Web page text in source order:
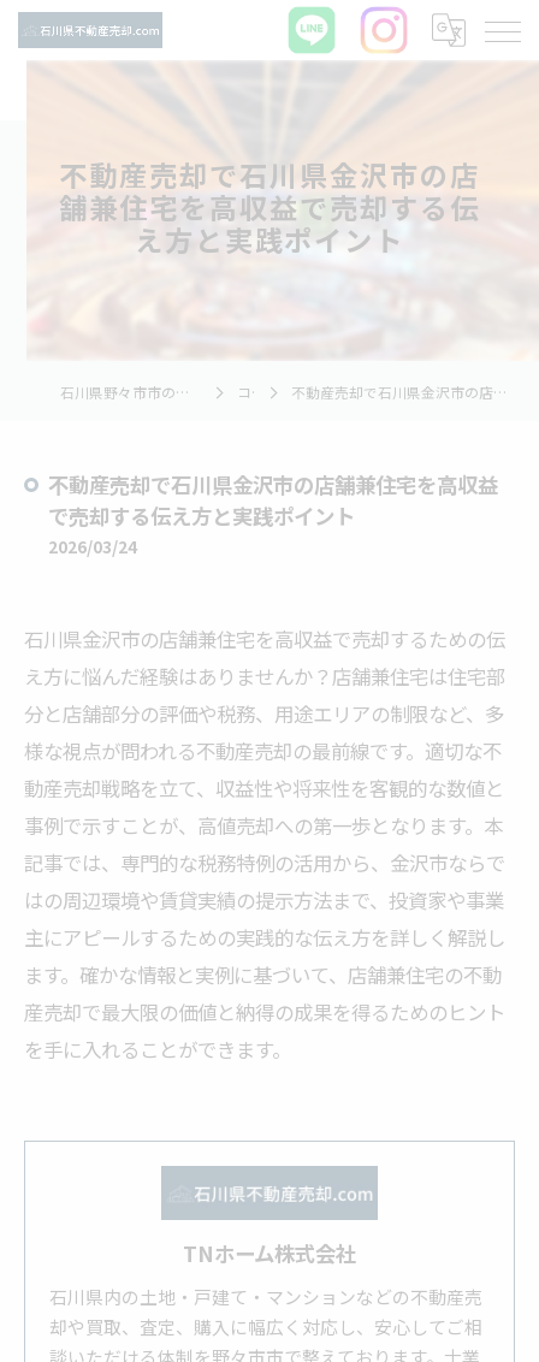
不動産売却で石川県金沢市の店
舗兼住宅を高収益で売却する伝
え方と実践ポイント
石川県野々市市の不動産売却ならTNホーム株式会社 コラム 不動産売却で石川県金沢市の店舗兼住宅を高収益で売却する伝え方と実践ポイント
不動産売却で石川県金沢市の店舗兼住宅を高収益
で売却する伝え方と実践ポイント
2026/03/24
石川県金沢市の店舗兼住宅を高収益で売却するための伝
え方に悩んだ経験はありませんか？店舗兼住宅は住宅部
分と店舗部分の評価や税務、用途エリアの制限など、多
様な視点が問われる不動産売却の最前線です。適切な不
動産売却戦略を立て、収益性や将来性を客観的な数値と
事例で示すことが、高値売却への第一歩となります。本
記事では、専門的な税務特例の活用から、金沢市ならで
はの周辺環境や賃貸実績の提示方法まで、投資家や事業
主にアピールするための実践的な伝え方を詳しく解説し
ます。確かな情報と実例に基づいて、店舗兼住宅の不動
産売却で最大限の価値と納得の成果を得るためのヒント
を手に入れることができます。
TNホーム株式会社
石川県内の土地・戸建て・マンションなどの不動産売
却や買取、査定、購入に幅広く対応し、安心してご相
談いただける体制を野々市市で整えております。士業